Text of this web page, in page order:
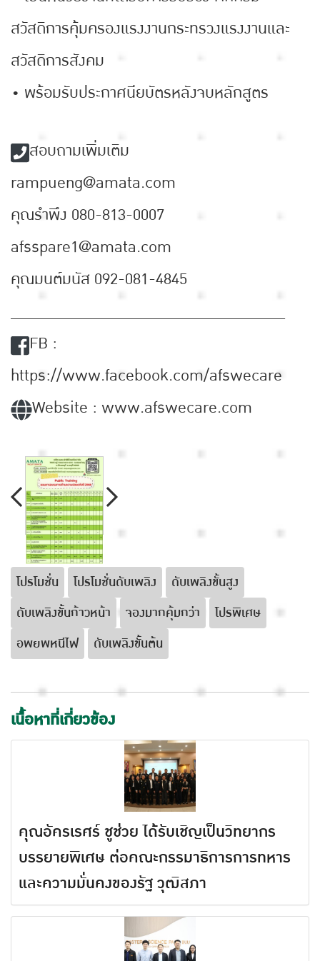
สวัสดิการคุ้มครองแรงงานกระทรวงแรงงานและ
สวัสดิการสังคม
• พร้อมรับประกาศนียบัตรหลังจบหลักสูตร
สอบถามเพิ่มเติม
rampueng@amata.com
คุณรำพึง 080-813-0007
afsspare1@amata.com
คุณมนต์มนัส 092-081-4845
________________________________
FB :
https://www.facebook.com/afswecare
Website : www.afswecare.com
โปรโมชั่น โปรโมชั่นดับเพลิง
ดับเพลิงขั้นสูง
ดับเพลิงขั้นก้าวหน้า
จองมากคุ้มกว่า
โปรพิเศษ
อพยพหนีไฟ
ดับเพลิงขั้นต้น
เนื้อหาที่เกี่ยวข้อง
คุณอัครเรศร์ ชูช่วย ได้รับเชิญเป็นวิทยากร
บรรยายพิเศษ ต่อคณะกรรมาธิการการทหาร
และความมั่นคงของรัฐ วุฒิสภา